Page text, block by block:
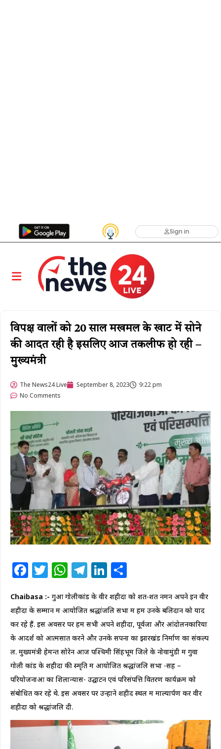
Sign in
विपक्ष वालों को 20 साल मखमल के खाट में सोने
की आदत रही है इसलिए आज तकलीफ हो रही –
मुख्यमंत्री
The News24 Live September 8, 2023
9:22 pm
No Comments
Facebook
Twitter
WhatsApp
Telegram
LinkedIn
Chaibasa :- गुआ गोलीकांड के वीर शहीदों को शत-शत नमन अपने इन वीर
शहीदों के सम्मान में आयोजित श्रद्धांजलि सभा में हम उनके बलिदान को याद
कर रहे हैं. इस अवसर पर हम सभी अपने शहीदों, पूर्वजों और आंदोलनकारियों
के आदर्श को आत्मसात करने और उनके सपनों का झारखंड निर्माण का संकल्प
लें. मुख्यमंत्री हेमन्त सोरेन आज पश्चिमी सिंहभूम जिले के नोवामुंडी में गुवा
गोली कांड के शहीदों की स्मृति में आयोजित श्रद्धांजलि सभा -सह –
परियोजनाओं का शिलान्यास- उद्घाटन एवं परिसंपत्ति वितरण कार्यक्रम को
संबोधित कर रहे थे. इस अवसर पर उन्होंने शहीद स्थल में माल्यार्पण कर वीर
शहीदों को श्रद्धांजलि दी.